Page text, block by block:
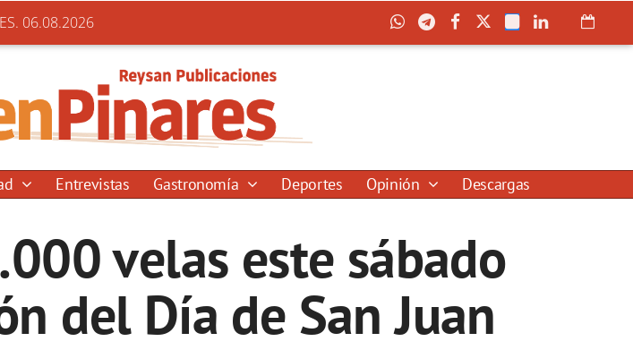
06.08.2026
Entrevistas Gastronomía Deportes Opinión Descargas
velas este sábado
del Día de San Juan